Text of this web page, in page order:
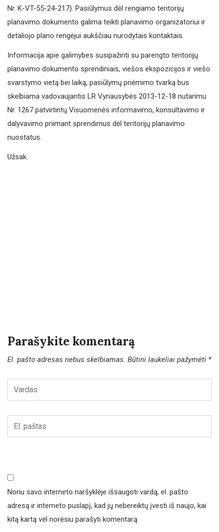
Nr. K-VT-55-24-217). Pasiūlymus dėl rengiamo teritorijų
planavimo dokumento galima teikti planavimo organizatoriui ir
detaliojo plano rengėjui aukščiau nurodytais kontaktais.
Informacija apie galimybes susipažinti su parengto teritorijų
planavimo dokumento sprendiniais, viešos ekspozicijos ir viešo
svarstymo vietą bei laiką, pasiūlymų priėmimo tvarką bus
skelbiama vadovaujantis LR Vyriausybės 2013-12-18 nutarimu
Nr. 1267 patvirtintų Visuomenės informavimo, konsultavimo ir
dalyvavimo priimant sprendimus dėl teritorijų planavimo
nuostatus.
Užsak.
Parašykite komentarą
El. pašto adresas nebus skelbiamas. Būtini laukeliai pažymėti *
Noriu savo interneto naršyklėje išsaugoti vardą, el. pašto
adresą ir interneto puslapį, kad jų nebereiktų įvesti iš naujo, kai
kitą kartą vėl norėsiu parašyti komentarą.